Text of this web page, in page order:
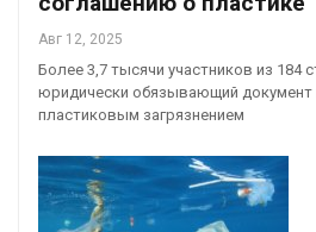
Авг 12, 2025
Более 3,7 тысячи участников из 184
юридически обязывающий документ
пластиковым загрязнением